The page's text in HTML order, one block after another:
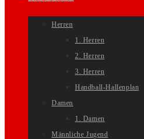
Herren
1. Herren
2. Herren
3. Herren
Handball-Hallenplan
Damen
1. Damen
Männliche Jugend